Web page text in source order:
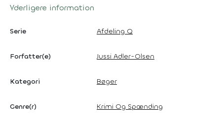
Yderligere information
Serie Afdeling Q
Forfatter(e) Jussi Adler-Olsen
Kategori Bøger
Genre(r) Krimi Og Spænding